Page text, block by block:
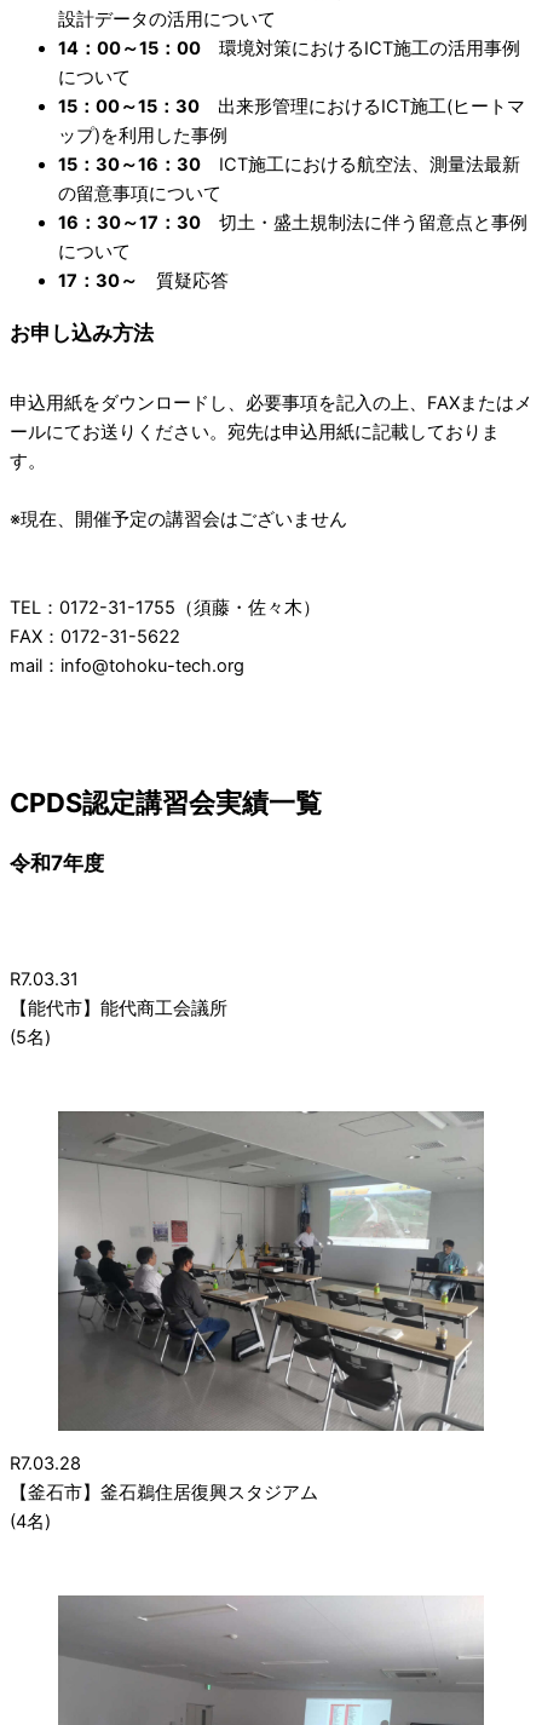
設計データの活用について
14：00～15：00 環境対策におけるICT施工の活用事例
について
15：00～15：30 出来形管理におけるICT施工(ヒートマ
ップ)を利用した事例
15：30～16：30 ICT施工における航空法、測量法最新
の留意事項について
16：30～17：30 切土・盛土規制法に伴う留意点と事例
について
17：30～
質疑応答
お申し込み方法
申込用紙をダウンロードし、必要事項を記入の上、FAXまたはメ
ールにてお送りください。宛先は申込用紙に記載しておりま
す。
※現在、開催予定の講習会はございません
TEL：0172-31-1755（須藤・佐々木）
FAX：0172-31-5622
mail：info@tohoku-tech.org
CPDS認定講習会実績一覧
令和7年度
R7.03.31
【能代市】能代商工会議所
(5名)
R7.03.28
【釜石市】釜石鵜住居復興スタジアム
(4名)